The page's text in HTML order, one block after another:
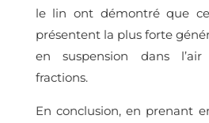
le lin ont démontré que
présentent la plus forte
en suspension dans
fractions.
En conclusion, en prenant